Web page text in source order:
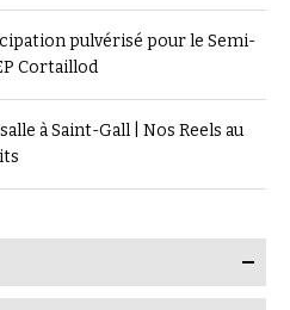
pulvérisé pour le Semi-
Cortaillod
à Saint-Gall | Nos Reels au